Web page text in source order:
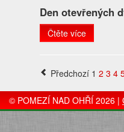
Den otevřených
Čtěte více
Předchozí 1 2 3 4
© POMEZÍ NAD OHŘÍ 2026 |